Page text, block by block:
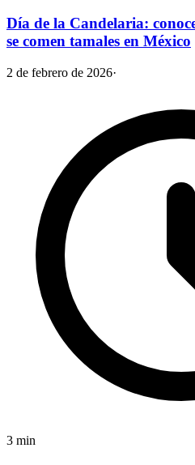
Día de la Candelaria:
se comen tamales en México
2 de febrero de 2026·
3 min